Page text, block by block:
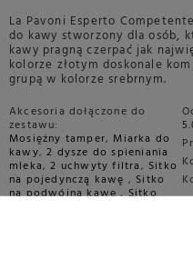
La Pavoni Esperto
do kawy stworzony dla osób,
kawy pragną czerpać jak
kolorze złotym doskonale
grupą w kolorze srebrnym.
Akcesoria dołączone do
zestawu:
Mosiężny tamper, Miarka do
kawy,2 dysze do spieniania
mleka,2 uchwyty filtra, Sitko
na pojedynczą kawę , Sitko
na podwójną kawę,Sitko